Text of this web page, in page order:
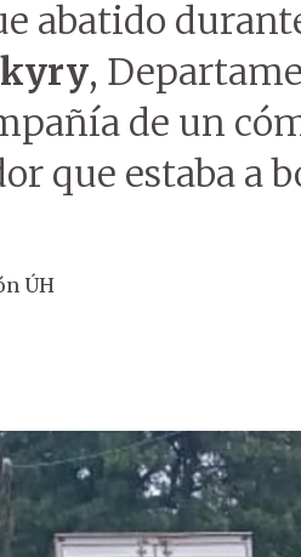
abatido
,
de un
que estaba a
ÚH